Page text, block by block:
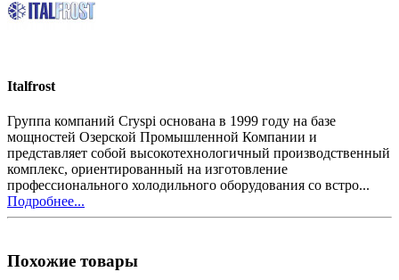
Italfrost
Группа компаний Cryspi основана в 1999 году на базе
мощностей Озерской Промышленной Компании и
представляет собой высокотехнологичный производственный
комплекс, ориентированный на изготовление
профессионального холодильного оборудования со встро...
Подробнее...
Похожие товары